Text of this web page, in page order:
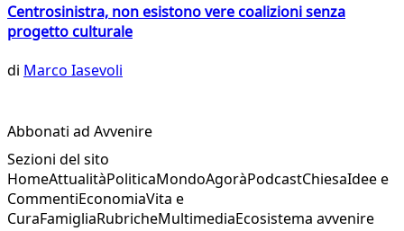
Centrosinistra, non esistono vere coalizioni senza
progetto culturale
di Marco Iasevoli
Abbonati ad Avvenire
Sezioni del sito
HomeAttualitàPoliticaMondoAgoràPodcastChiesaIdee e
CommentiEconomiaVita e
CuraFamigliaRubricheMultimediaEcosistema avvenire